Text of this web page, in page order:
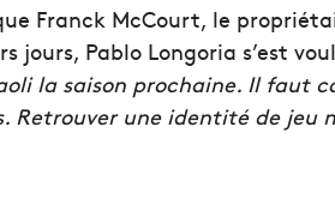
Franck McCourt, le
jours, Pablo Longoria s’est
la saison prochaine. Il faut
Retrouver une identité de jeu